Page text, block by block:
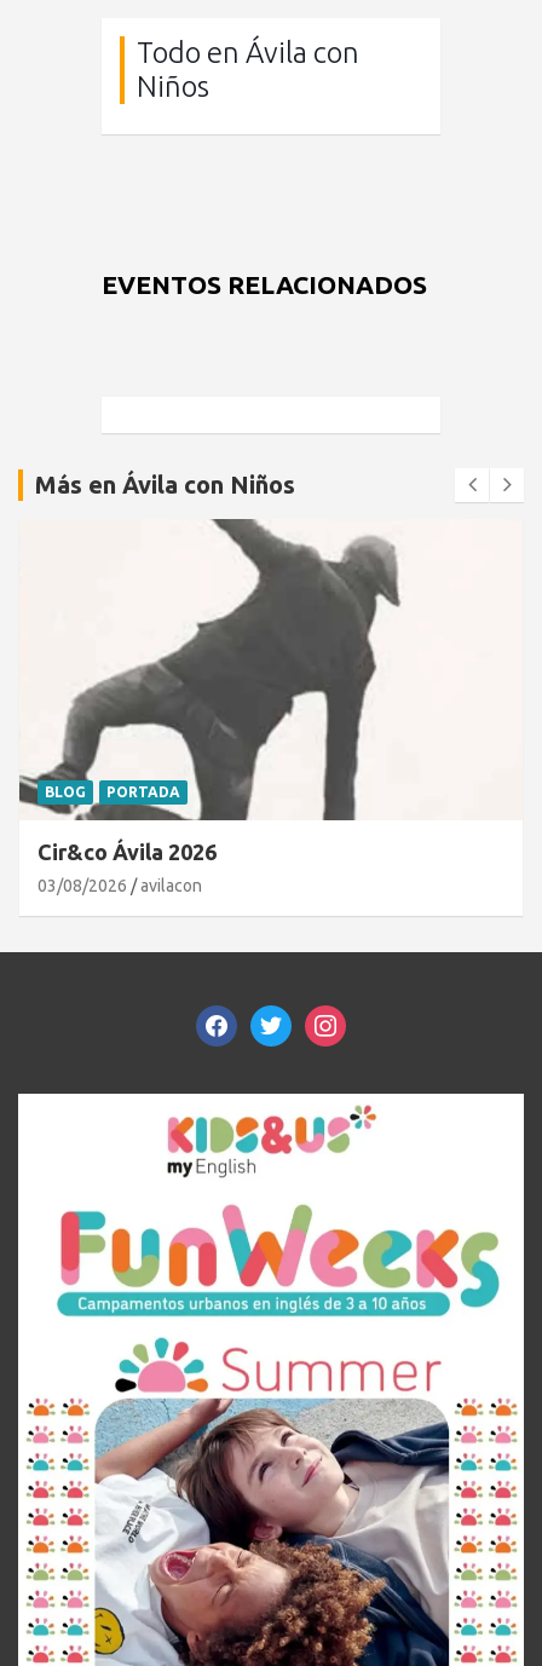
Todo en Ávila con
Niños
EVENTOS RELACIONADOS
Más en Ávila con Niños
BLOG PORTADA
Cir&co Ávila 2026
03/08/2026 avilacon
facebooktwitterinstagram